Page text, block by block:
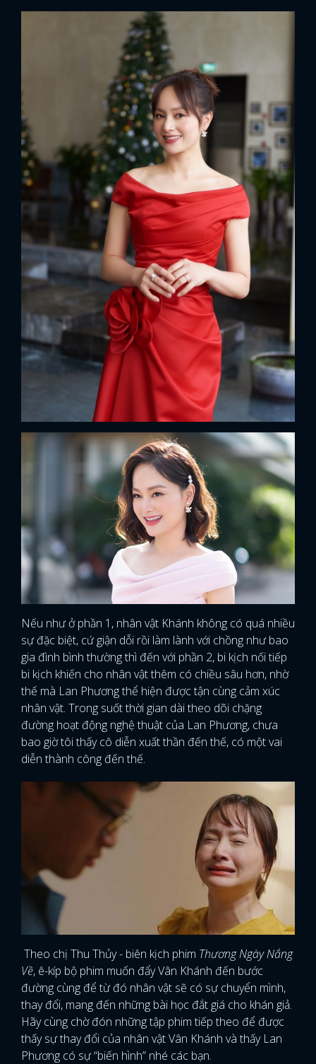
Nếu như ở phần 1, nhân vật Khánh không có quá nhiều
sự đặc biệt, cứ giận dỗi rồi làm lành với chồng như bao
gia đình bình thường thì đến với phần 2, bi kịch nối tiếp
bi kịch khiến cho nhân vật thêm có chiều sâu hơn, nhờ
thế mà Lan Phương thể hiện được tận cùng cảm xúc
nhân vật. Trong suốt thời gian dài theo dõi chặng
đường hoạt động nghệ thuật của Lan Phương, chưa
bao giờ tôi thấy cô diễn xuất thần đến thế, có một vai
diễn thành công đến thế.
Theo chị Thu Thủy - biên kịch phim Thương Ngày Nắng
Về, ê-kíp bộ phim muốn đẩy Vân Khánh đến bước
đường cùng để từ đó nhân vật sẽ có sự chuyển mình,
thay đổi, mang đến những bài học đắt giá cho khán giả.
Hãy cùng chờ đón những tập phim tiếp theo để được
thấy sự thay đổi của nhân vật Vân Khánh và thấy Lan
Phương có sự “biến hình” nhé các bạn.